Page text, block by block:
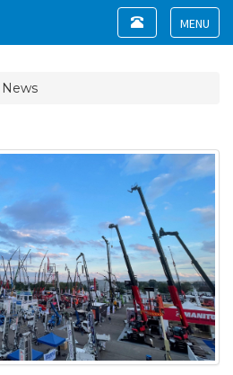
Toggle
Toggle
navigation
News